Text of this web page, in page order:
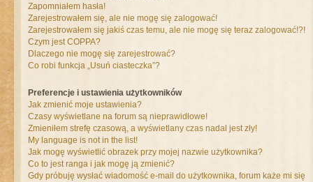
Zapomniałem hasła!
Zarejestrowałem się, ale nie mogę się zalogować!
Zarejestrowałem się jakiś czas temu, ale nie mogę się teraz zalogować!?!
Czym jest COPPA?
Dlaczego nie mogę się zarejestrować?
Co robi funkcja „Usuń ciasteczka”?
Preferencje i ustawienia użytkowników
Jak zmienić moje ustawienia?
Czasy wyświetlane na forum są nieprawidłowe!
Zmieniłem strefę czasową, a wyświetlany czas nadal jest zły!
My language is not in the list!
Jak mogę wyświetlić obrazek przy mojej nazwie użytkownika?
Co to jest ranga i jak mogę ją zmienić?
Gdy próbuję wysłać wiadomość e-mail do użytkownika, forum każe mi się